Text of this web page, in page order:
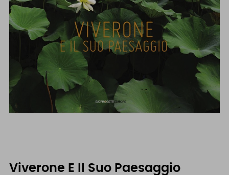
Viverone E Il Suo Paesaggio